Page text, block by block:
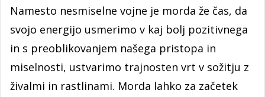
Namesto nesmiselne vojne je morda že čas, da
svojo energijo usmerimo v kaj bolj pozitivnega
in s preoblikovanjem našega pristopa in
miselnosti, ustvarimo trajnosten vrt v sožitju z
živalmi in rastlinami. Morda lahko za začetek